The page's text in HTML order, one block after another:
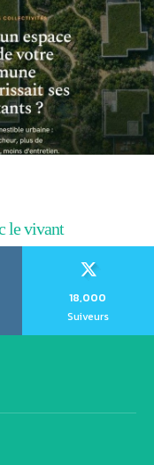
le vivant
18,000
Suiveurs